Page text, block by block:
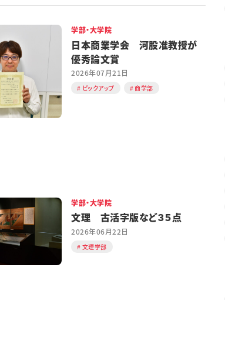
学部・大学院
日本商業学会 河股准教授が
優秀論文賞
2026年07月21日
ピックアップ 商学部
学部・大学院
文理 古活字版など３５点
2026年06月22日
文理学部